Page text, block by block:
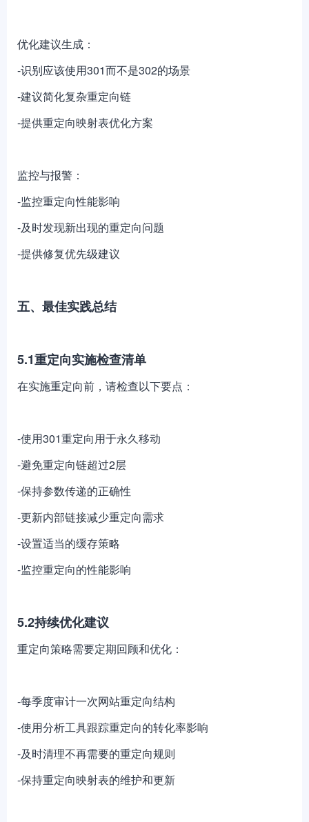
优化建议生成：
-识别应该使用301而不是302的场景
-建议简化复杂重定向链
-提供重定向映射表优化方案
监控与报警：
-监控重定向性能影响
-及时发现新出现的重定向问题
-提供修复优先级建议
五、最佳实践总结
5.1重定向实施检查清单
在实施重定向前，请检查以下要点：
-使用301重定向用于永久移动
-避免重定向链超过2层
-保持参数传递的正确性
-更新内部链接减少重定向需求
-设置适当的缓存策略
-监控重定向的性能影响
5.2持续优化建议
重定向策略需要定期回顾和优化：
-每季度审计一次网站重定向结构
-使用分析工具跟踪重定向的转化率影响
-及时清理不再需要的重定向规则
-保持重定向映射表的维护和更新